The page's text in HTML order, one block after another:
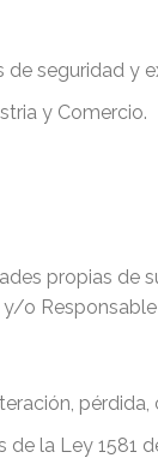
seguridad y
y Comercio.
propias de
o
la Ley 1581